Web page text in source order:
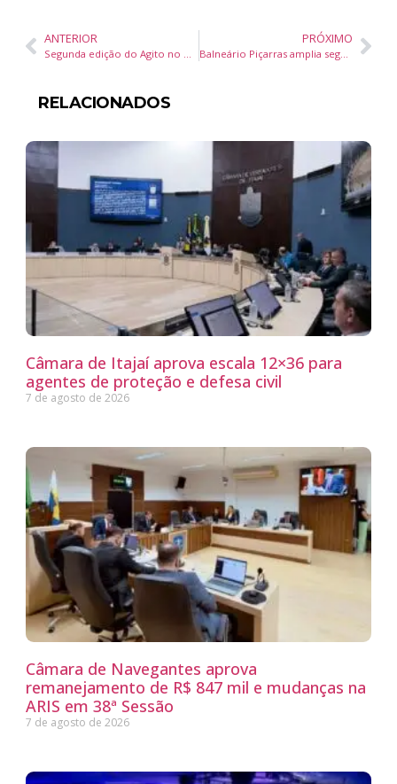
ANTERIOR
Segunda edição do Agito no Bairro acontece neste sábado no Bairro das Nações, em Balneário Camboriú
PRÓXIMO
Balneário Piçarras amplia segurança nas escolas com serviço de guarda patrimonial
RELACIONADOS
Câmara de Itajaí aprova escala 12×36 para
agentes de proteção e defesa civil
7 de agosto de 2026
Câmara de Navegantes aprova
remanejamento de R$ 847 mil e mudanças na
ARIS em 38ª Sessão
7 de agosto de 2026